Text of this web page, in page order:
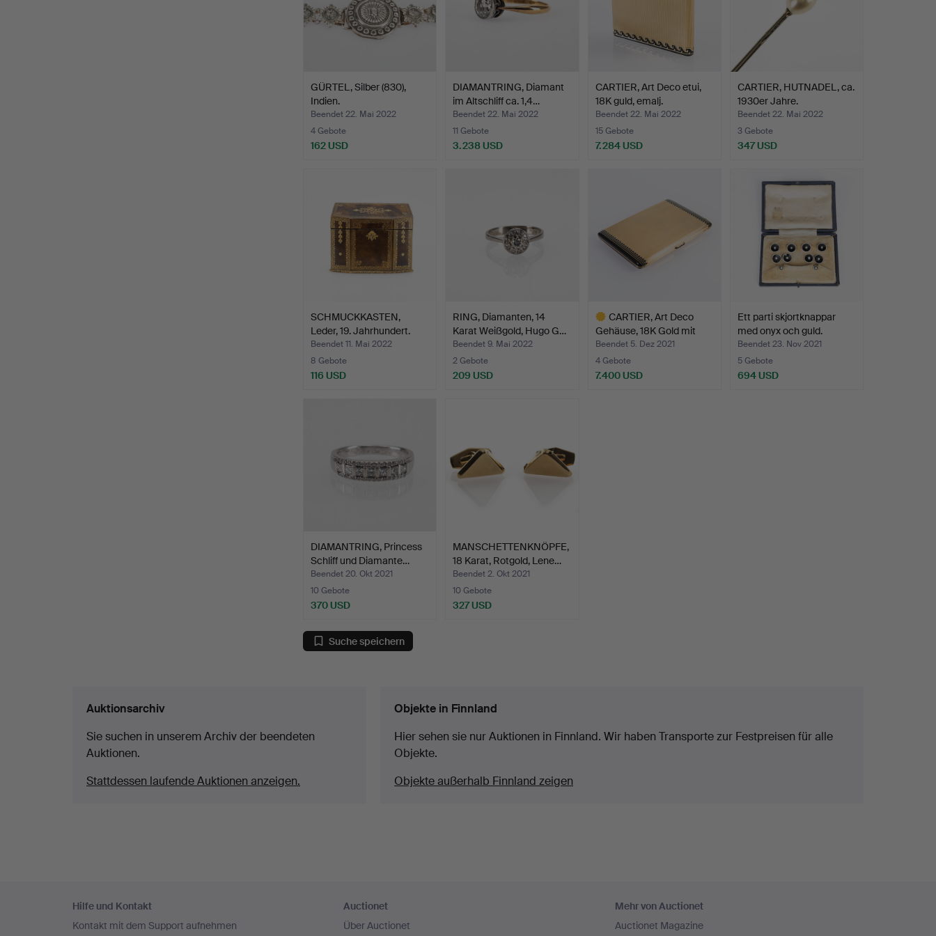
GÜRTEL, Silber (830),
Indien.
Beendet 22. Mai 2022
4 Gebote
162 USD
DIAMANTRING, Diamant
im Altschliff ca. 1,4…
Beendet 22. Mai 2022
11 Gebote
3.238 USD
CARTIER, Art Deco etui,
18K guld, emalj.
Beendet 22. Mai 2022
15 Gebote
7.284 USD
CARTIER, HUTNADEL, ca.
1930er Jahre.
Beendet 22. Mai 2022
3 Gebote
347 USD
SCHMUCKKASTEN,
Leder, 19. Jahrhundert.
Beendet 11. Mai 2022
8 Gebote
116 USD
RING, Diamanten, 14
Karat Weißgold, Hugo G…
Beendet 9. Mai 2022
2 Gebote
209 USD
CARTIER, Art Deco
Gehäuse, 18K Gold mit
sc…
Beendet 5. Dez 2021
4 Gebote
7.400 USD
Ett parti skjortknappar
med onyx och guld.
Beendet 23. Nov 2021
5 Gebote
694 USD
DIAMANTRING, Princess
Schliff und Diamante…
Beendet 20. Okt 2021
10 Gebote
370 USD
MANSCHETTENKNÖPFE,
18 Karat, Rotgold, Lene…
Beendet 2. Okt 2021
10 Gebote
327 USD
Suche speichern
Auktionsarchiv
Sie suchen in unserem Archiv der beendeten
Auktionen.
Stattdessen laufende Auktionen anzeigen.
Objekte in Finnland
Hier sehen sie nur Auktionen in Finnland. Wir haben Transporte zur Festpreisen für alle
Objekte.
Objekte außerhalb Finnland zeigen
Navigation
Hilfe und Kontakt
Kontakt mit dem Support aufnehmen
Auctionet
Über Auctionet
Mehr von Auctionet
Auctionet Magazine